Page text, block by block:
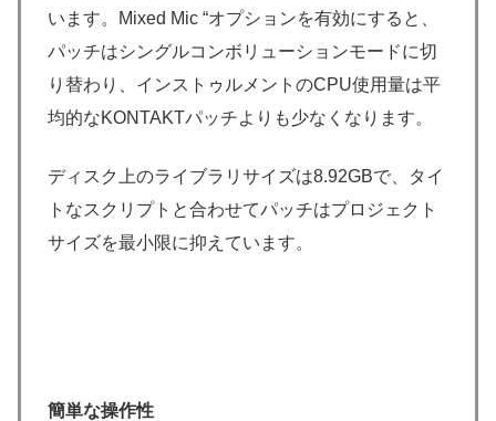
います。Mixed Mic “オプションを有効にすると、
パッチはシングルコンボリューションモードに切
り替わり、インストゥルメントのCPU使用量は平
均的なKONTAKTパッチよりも少なくなります。
ディスク上のライブラリサイズは8.92GBで、タイ
トなスクリプトと合わせてパッチはプロジェクト
サイズを最小限に抑えています。
簡単な操作性